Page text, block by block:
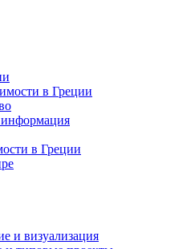
в Греции
в Греции
и визуализация